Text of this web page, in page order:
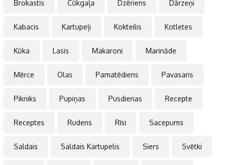
Brokastis Cūkgaļa Dzēriens Dārzeņi
Kabacis Kartupeļi Kokteilis Kotletes
Kūka Lasis Makaroni Marināde
Mērce Olas Pamatēdiens Pavasaris
Pikniks Pupiņas Pusdienas Recepte
Receptes Rudens Rīsi Sacepums
Saldais Saldais Kartupelis Siers Svētki